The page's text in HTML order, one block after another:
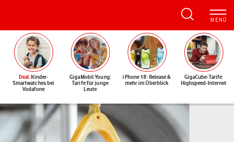
Deal: Kinder-
Smartwatches bei
Vodafone
GigaMobil Young:
Tarife für junge
Leute
iPhone 18: Release &
mehr im Überblick
GigaCube-Tarife:
Highspeed-Internet